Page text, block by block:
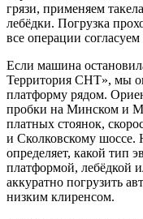
грязи, применяем
лебёдки. Погрузка
все операции
Если машина
Территория СНТ», мы
платформу рядом.
пробки на Минском и
платных стоянок,
и Сколковскому шоссе.
определяет, какой тип
платформой, лебёдкой
аккуратно погрузить
низким клиренсом.